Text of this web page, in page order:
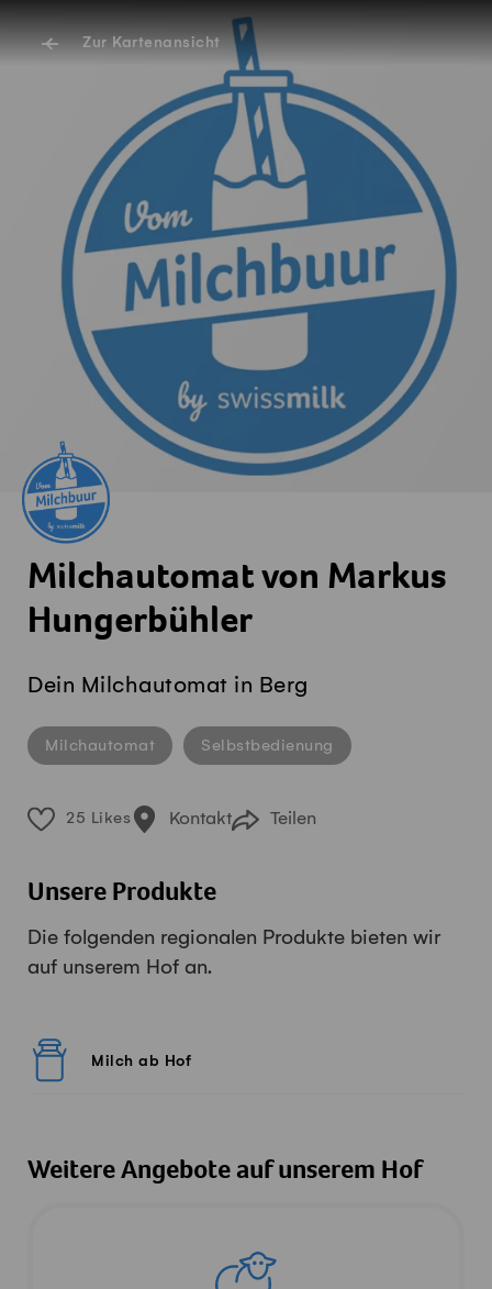
Zur Kartenansicht
Milchautomat von Markus
Hungerbühler
Dein Milchautomat in Berg
Milchautomat Selbstbedienung
25 Likes Kontakt Teilen
Unsere Produkte
Die folgenden regionalen Produkte bieten wir
auf unserem Hof an.
Milch ab Hof
Weitere Angebote auf unserem Hof